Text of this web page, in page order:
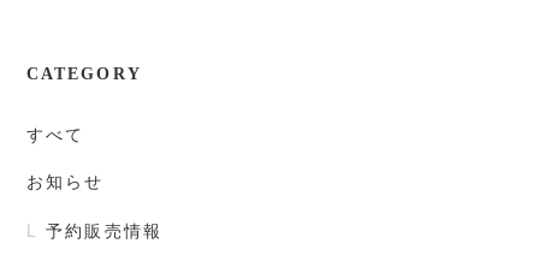
CATEGORY
すべて
お知らせ
予約販売情報